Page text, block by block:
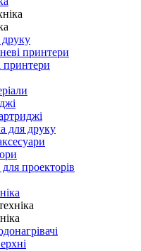
друку
принтери
принтери
для друку
проекторів